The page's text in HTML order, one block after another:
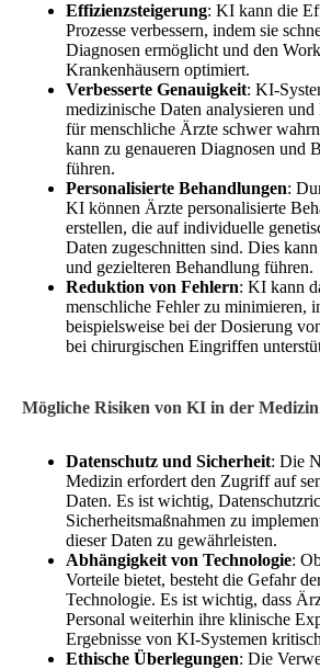
Effizienzsteigerung: KI kann die
Prozesse verbessern, indem sie
Diagnosen ermöglicht und den
Krankenhäusern optimiert.
Verbesserte Genauigkeit: KI-
medizinische Daten analysieren
für menschliche Ärzte schwer
kann zu genaueren Diagnosen und
führen.
Personalisierte Behandlungen:
KI können Ärzte personalisierte
erstellen, die auf individuelle
Daten zugeschnitten sind. Dies
und gezielteren Behandlung führen.
Reduktion von Fehlern: KI kann
menschliche Fehler zu minimieren,
beispielsweise bei der Dosierung
bei chirurgischen Eingriffen
Mögliche Risiken von KI in der Medizin
Datenschutz und Sicherheit: Die
Medizin erfordert den Zugriff auf
Daten. Es ist wichtig,
Sicherheitsmaßnahmen zu
dieser Daten zu gewährleisten.
Abhängigkeit von Technologie:
Vorteile bietet, besteht die Gefahr
Technologie. Es ist wichtig, dass
Personal weiterhin ihre klinische
Ergebnisse von KI-Systemen
Ethische Überlegungen: Die